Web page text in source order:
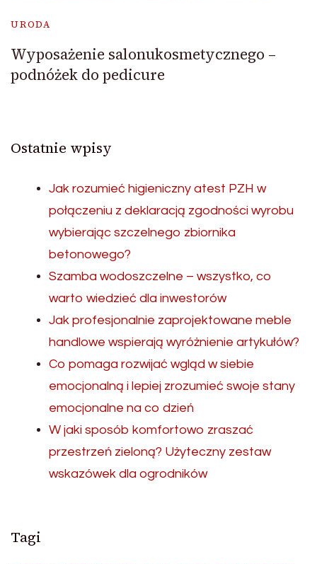
URODA
Wyposażenie salonukosmetycznego –
podnóżek do pedicure
Ostatnie wpisy
Jak rozumieć higieniczny atest PZH w
połączeniu z deklaracją zgodności wyrobu
wybierając szczelnego zbiornika
betonowego?
Szamba wodoszczelne – wszystko, co
warto wiedzieć dla inwestorów
Jak profesjonalnie zaprojektowane meble
handlowe wspierają wyróżnienie artykułów?
Co pomaga rozwijać wgląd w siebie
emocjonalną i lepiej zrozumieć swoje stany
emocjonalne na co dzień
W jaki sposób komfortowo zraszać
przestrzeń zieloną? Użyteczny zestaw
wskazówek dla ogrodników
Tagi